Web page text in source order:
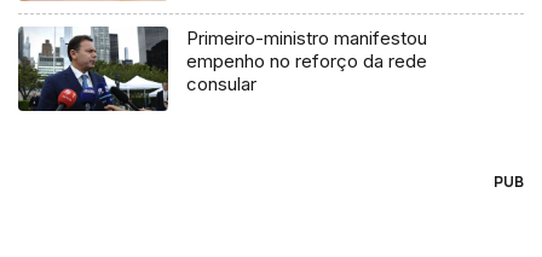
Primeiro-ministro manifestou
empenho no reforço da rede
consular
PUB